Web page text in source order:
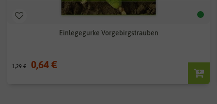
Einlegegurke Vorgebirgstrauben
1,29 € 0,64 €